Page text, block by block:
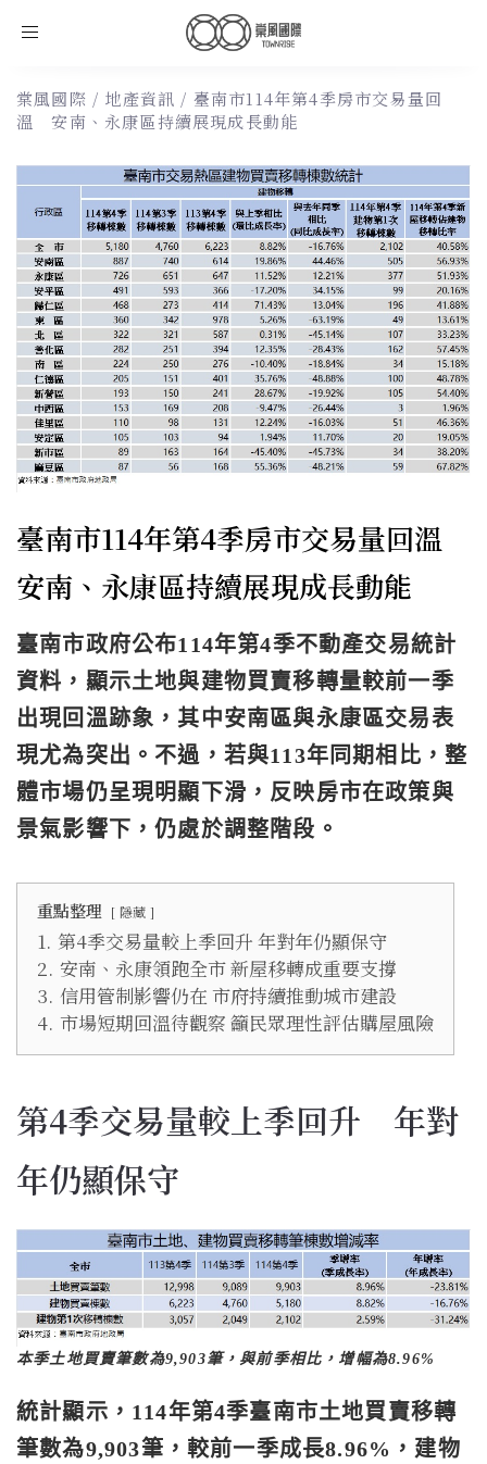
Toggle
棠風國際 / 地產資訊 / 臺南市114年第4季房市交易量回
溫 安南、永康區持續展現成長動能
臺南市114年第4季房市交易量回溫
安南、永康區持續展現成長動能
臺南市政府公布114年第4季不動產交易統計
資料，顯示土地與建物買賣移轉量較前一季
出現回溫跡象，其中安南區與永康區交易表
現尤為突出。不過，若與113年同期相比，整
體市場仍呈現明顯下滑，反映房市在政策與
景氣影響下，仍處於調整階段。
重點整理 隱藏
1. 第4季交易量較上季回升 年對年仍顯保守
2. 安南、永康領跑全市 新屋移轉成重要支撐
3. 信用管制影響仍在 市府持續推動城市建設
4. 市場短期回溫待觀察 籲民眾理性評估購屋風險
第4季交易量較上季回升 年對
年仍顯保守
本季土地買賣筆數為9,903筆，與前季相比，增幅為8.96%
統計顯示，114年第4季臺南市土地買賣移轉
筆數為9,903筆，較前一季成長8.96%，建物